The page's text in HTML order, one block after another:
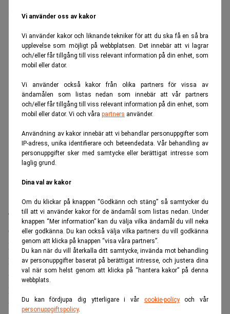
Vi använder oss av kakor
Vi använder kakor och liknande tekniker för att du ska få en så bra
upplevelse som möjligt på webbplatsen. Det innebär att vi lagrar
och/eller får tillgång till viss relevant information på din enhet, som
mobil eller dator.
Vi använder också kakor från olika partners för vissa av
ändamålen som listas nedan som innebär att vår partners
och/eller får tillgång till viss relevant information på din enhet, som
mobil eller dator. Vi och våra partners använder.
Användning av kakor innebär att vi behandlar personuppgifter som
IP-adress, unika identifierare och beteendedata. Vår behandling av
personuppgifter sker med samtycke eller berättigat intresse som
laglig grund.
Dina val av kakor
Om du klickar på knappen “Godkänn och stäng” så samtycker du
till att vi använder kakor för de ändamål som listas nedan. Under
knappen “Mer information” kan du välja vilka ändamål du vill neka
eller godkänna. Du kan också välja vilka partners du vill godkänna
genom att klicka på knappen “visa våra partners”.
Du kan när du vill återkalla ditt samtycke, invända mot behandling
av personuppgifter baserat på berättigat intresse, och justera dina
val när som helst genom att klicka på “hantera kakor” på denna
webbplats.
Du kan fördjupa dig ytterligare i vår cookie-policyoch vår
personuppgiftspolicy.
nytt drag.
ANNONS
Tesla planerar att öka produktionen vid sin fabrik i
Grünheide utanför Berlin i takt med att efterfrågan på
Model Y återhämtar sig i Europa.
Där väntas bolaget genomföra en omfattande rekrytering
för att stödja expansionen.
Målet är att höja produktionstakten till omkring 7 500
bilar i veckan, en ökning med cirka 20 procent jämfört